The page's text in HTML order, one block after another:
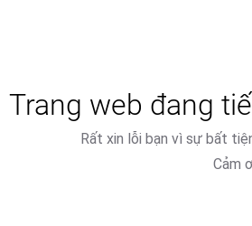
Trang web đang
Rất xin lỗi bạn vì sự bất
Cảm